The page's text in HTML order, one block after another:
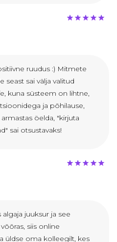
ruudus :) Mitmete
sai välja valitud
kuna süsteem on lihtne,
ja põhilause,
öelda, "kirjuta
sai otsustavaks!
juuksur ja see
siis online
üldse oma kolleegilt, kes